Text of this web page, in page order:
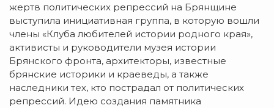
жертв политических репрессий на Брянщине
выступила инициативная группа, в которую вошли
члены «Клуба любителей истории родного края»,
активисты и руководители музея истории
Брянского фронта, архитекторы, известные
брянские историки и краеведы, а также
наследники тех, кто пострадал от политических
репрессий. Идею создания памятника